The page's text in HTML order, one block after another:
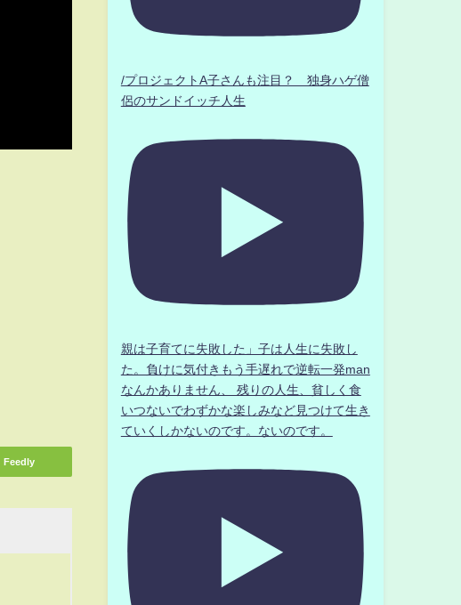
Feedly
/プロジェクトA子さんも注目？ 独身ハゲ僧
侶のサンドイッチ人生
親は子育てに失敗した」子は人生に失敗し
た。負けに気付きもう手遅れで逆転一発man
なんかありません、 残りの人生、貧しく食
いつないでわずかな楽しみなど見つけて生き
ていくしかないのです。ないのです。